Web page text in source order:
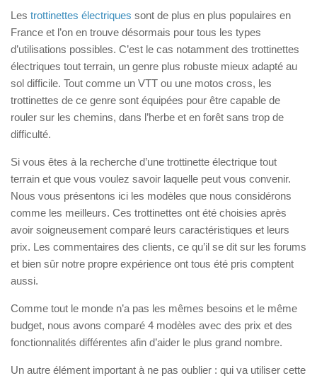
Pour enfant
Trottinettes électriques puissantes (65-100km/h)
Autres produits
Skates classiques
Skateboards électrique
Pocket bikes
Draisiennes
Blog
Les trottinettes électriques sont de plus en plus populaires en
France et l’on en trouve désormais pour tous les types
d’utilisations possibles. C’est le cas notamment des trottinettes
électriques tout terrain, un genre plus robuste mieux adapté au
sol difficile. Tout comme un VTT ou une motos cross, les
trottinettes de ce genre sont équipées pour être capable de
rouler sur les chemins, dans l’herbe et en forêt sans trop de
difficulté.
Si vous êtes à la recherche d’une trottinette électrique tout
terrain et que vous voulez savoir laquelle peut vous convenir.
Nous vous présentons ici les modèles que nous considérons
comme les meilleurs. Ces trottinettes ont été choisies après
avoir soigneusement comparé leurs caractéristiques et leurs
prix. Les commentaires des clients, ce qu’il se dit sur les forums
et bien sûr notre propre expérience ont tous été pris comptent
aussi.
Comme tout le monde n’a pas les mêmes besoins et le même
budget, nous avons comparé 4 modèles avec des prix et des
fonctionnalités différentes afin d’aider le plus grand nombre.
Un autre élément important à ne pas oublier : qui va utiliser cette